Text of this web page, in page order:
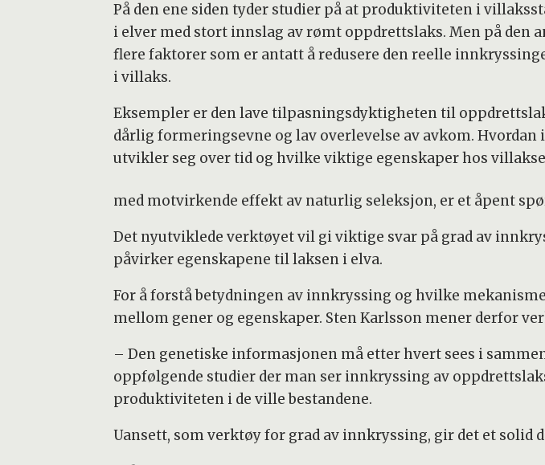
På den ene siden tyder studier på at produktiviteten i
i elver med stort innslag av rømt oppdrettslaks. Men på den
flere faktorer som er antatt å redusere den reelle
i villaks.
Eksempler er den lave tilpasningsdyktigheten til
dårlig formeringsevne og lav overlevelse av avkom.
utvikler seg over tid og hvilke viktige egenskaper hos
med motvirkende effekt av naturlig seleksjon, er et åpent
Det nyutviklede verktøyet vil gi viktige svar på grad av
påvirker egenskapene til laksen i elva.
For å forstå betydningen av innkryssing og hvilke
mellom gener og egenskaper. Sten Karlsson mener derfor
– Den genetiske informasjonen må etter hvert sees i
oppfølgende studier der man ser innkryssing av
produktiviteten i de ville bestandene.
Uansett, som verktøy for grad av innkryssing, gir det et